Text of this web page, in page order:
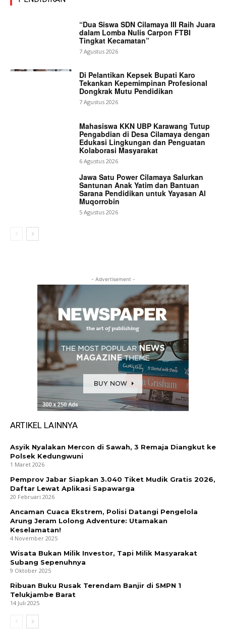
“Dua Siswa SDN Cilamaya III Raih Juara
dalam Lomba Nulis Carpon FTBI
Tingkat Kecamatan”
7 Agustus 2026
Di Pelantikan Kepsek Bupati Karo
Tekankan Kepemimpinan Profesional
Dongkrak Mutu Pendidikan
7 Agustus 2026
Mahasiswa KKN UBP Karawang Tutup
Pengabdian di Desa Cilamaya dengan
Edukasi Lingkungan dan Penguatan
Kolaborasi Masyarakat
6 Agustus 2026
Jawa Satu Power Cilamaya Salurkan
Santunan Anak Yatim dan Bantuan
Sarana Pendidikan untuk Yayasan Al
Muqorrobin
5 Agustus 2026
- Advertisement -
ARTIKEL LAINNYA
Asyik Nyalakan Mercon di Sawah, 3 Remaja Diangkut ke
Polsek Kedungwuni
1 Maret 2026
Pemprov Jabar Siapkan 3.040 Tiket Mudik Gratis 2026,
Daftar Lewat Aplikasi Sapawarga
20 Februari 2026
Ancaman Cuaca Ekstrem, Polisi Datangi Pengelola
Arung Jeram Lolong Adventure: Utamakan
Keselamatan!
4 November 2025
Wisata Bukan Milik Investor, Tapi Milik Masyarakat
Subang Sepenuhnya
9 Oktober 2025
Ribuan Buku Rusak Terendam Banjir di SMPN 1
Telukjambe Barat
14 Juli 2025